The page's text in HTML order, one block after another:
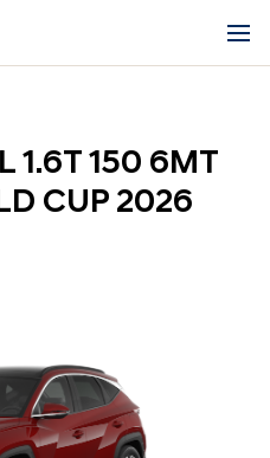
1.6T 150 6MT
CUP 2026